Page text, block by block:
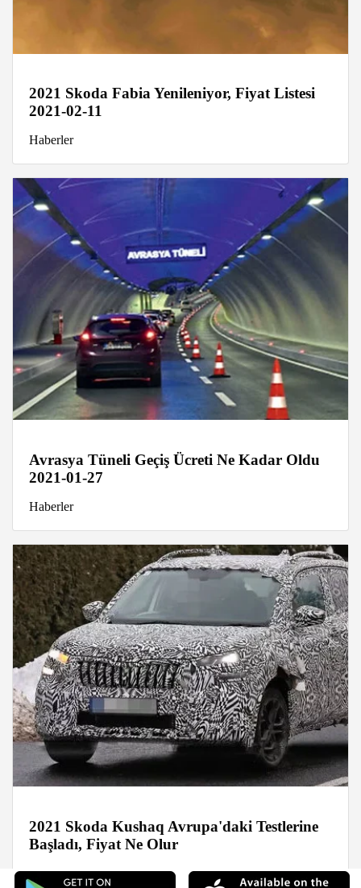
2021 Skoda Fabia Yenileniyor, Fiyat Listesi
2021-02-11
Haberler
Avrasya Tüneli Geçiş Ücreti Ne Kadar Oldu
2021-01-27
Haberler
2021 Skoda Kushaq Avrupa'daki Testlerine
Başladı, Fiyat Ne Olur
Haberler